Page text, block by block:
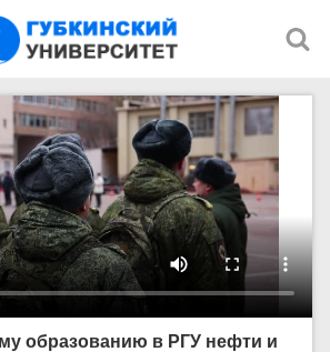
образованию в РГУ нефти и